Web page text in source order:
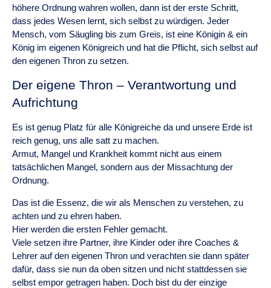
höhere Ordnung wahren wollen, dann ist der erste Schritt,
dass jedes Wesen lernt, sich selbst zu würdigen. Jeder
Mensch, vom Säugling bis zum Greis, ist eine Königin & ein
König im eigenen Königreich und hat die Pflicht, sich selbst auf
den eigenen Thron zu setzen.
Der eigene Thron – Verantwortung und
Aufrichtung
Es ist genug Platz für alle Königreiche da und unsere Erde ist
reich genug, uns alle satt zu machen.
Armut, Mangel und Krankheit kommt nicht aus einem
tatsächlichen Mangel, sondern aus der Missachtung der
Ordnung.
Das ist die Essenz, die wir als Menschen zu verstehen, zu
achten und zu ehren haben.
Hier werden die ersten Fehler gemacht.
Viele setzen ihre Partner, ihre Kinder oder ihre Coaches &
Lehrer auf den eigenen Thron und verachten sie dann später
dafür, dass sie nun da oben sitzen und nicht stattdessen sie
selbst empor getragen haben. Doch bist du der einzige